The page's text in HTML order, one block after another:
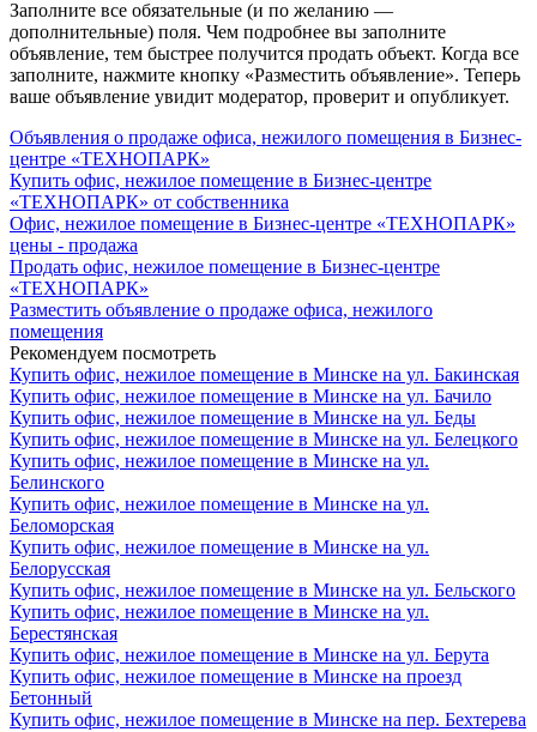
Заполните все обязательные (и по желанию —
дополнительные) поля. Чем подробнее вы заполните
объявление, тем быстрее получится продать объект. Когда все
заполните, нажмите кнопку «Разместить объявление». Теперь
ваше объявление увидит модератор, проверит и опубликует.
Объявления о продаже офиса, нежилого помещения в Бизнес-
центре «ТЕХНОПАРК»
Купить офис, нежилое помещение в Бизнес-центре
«ТЕХНОПАРК» от собственника
Офис, нежилое помещение в Бизнес-центре «ТЕХНОПАРК»
цены - продажа
Продать офис, нежилое помещение в Бизнес-центре
«ТЕХНОПАРК»
Разместить объявление о продаже офиса, нежилого
помещения
Рекомендуем посмотреть
Купить офис, нежилое помещение в Минске на ул. Бакинская
Купить офис, нежилое помещение в Минске на ул. Бачило
Купить офис, нежилое помещение в Минске на ул. Беды
Купить офис, нежилое помещение в Минске на ул. Белецкого
Купить офис, нежилое помещение в Минске на ул.
Белинского
Купить офис, нежилое помещение в Минске на ул.
Беломорская
Купить офис, нежилое помещение в Минске на ул.
Белорусская
Купить офис, нежилое помещение в Минске на ул. Бельского
Купить офис, нежилое помещение в Минске на ул.
Берестянская
Купить офис, нежилое помещение в Минске на ул. Берута
Купить офис, нежилое помещение в Минске на проезд
Бетонный
Купить офис, нежилое помещение в Минске на пер. Бехтерева